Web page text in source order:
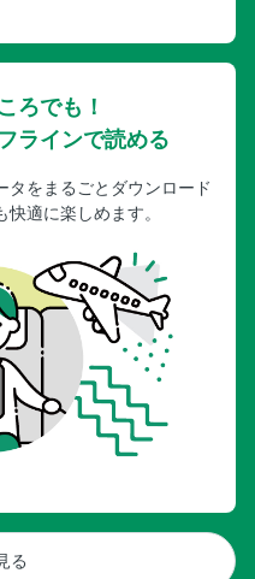
ろでも！
ラインで読める
タをまるごとダウンロード
適に楽しめます。
る